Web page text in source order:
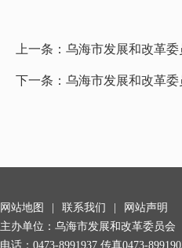
上一条： 乌海市发展和改革
下一条： 乌海市发展和改革
网站地图 联系我们
网站声明
主办单位：乌海市发展和改革委员会
电话：0473-8991937 传真0473-